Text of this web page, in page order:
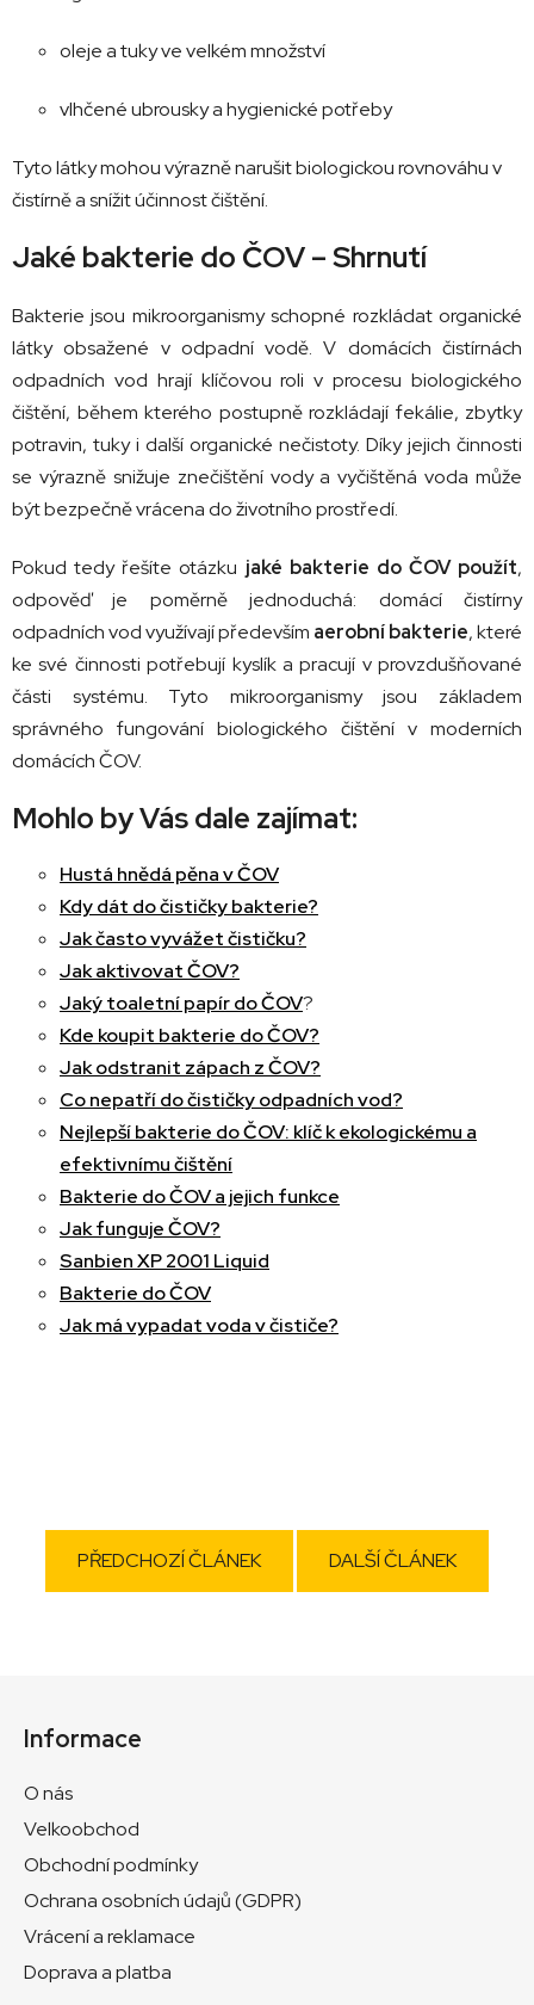
olejeatukyvevelkémmnožství
vlhčenéubrouskyahygienicképotřeby
Tytolátkymohouvýrazněnarušitbiologickourovnováhuv
čistírněasnížitúčinnostčištění.
Jaké bakterie do ČOV – Shrnutí
Bakteriejsou mikroorganismyschopné rozkládatorganické
látkyobsažené v odpadnívodě.V domácíchčistírnách
odpadních vod hrají klíčovourolivprocesubiologického
čištění, během kterého postupně rozkládají fekálie, zbytky
potravin, tukyi další organické nečistoty. Díkyjejich činnosti
se výrazně snižuje znečištění vodyavyčištěnávoda může
býtbezpečněvrácenadoživotníhoprostředí.
Pokudtedy řešíteotázku jaké bakterie do ČOV použít,
odpověďje poměrnějednoduchá: domácíčistírny
odpadníchvodvyužívajípředevším aerobníbakterie,které
kesvé činnostipotřebují kyslík apracují v provzdušňované
části systému. Tyto mikroorganismyjsou základem
správného fungování biologického čištění v moderních
domácíchČOV.
Mohlo by Vás dale zajímat:
Hustá hnědá pěna v ČOV
Kdy dát do čističky bakterie?
Jak často vyvážet čističku?
Jak aktivovat ČOV?
Jaký toaletní papír do ČOV?
Kde koupit bakterie do ČOV?
Jak odstranit zápach z ČOV?
Co nepatří do čističky odpadních vod?
Nejlepší bakterie do ČOV: klíč k ekologickému a
efektivnímu čištění
Bakterie do ČOV a jejich funkce
Jak funguje ČOV?
Sanbien XP 2001 Liquid
Bakterie do ČOV
Jak má vypadat voda v čističe?
PŘEDCHOZÍ ČLÁNEK DALŠÍ ČLÁNEK
Informace
O nás
Velkoobchod
Obchodní podmínky
Ochrana osobních údajů (GDPR)
Vrácení a reklamace
Doprava a platba